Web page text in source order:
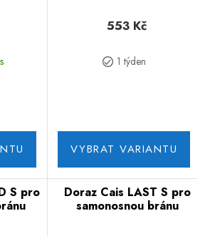
553 Kč
1 týden
VYBRAT VARIANTU
S pro
Doraz Cais LAST S pro
samonosnou bránu